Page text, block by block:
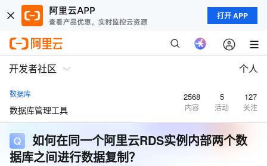
打开 APP
开发者社区 个人
数据库
数据库管理工具
2568
内容
5
活动
127
关注
如何在同一个阿里云RDS实例内部两个数
据库之间进行数据复制？